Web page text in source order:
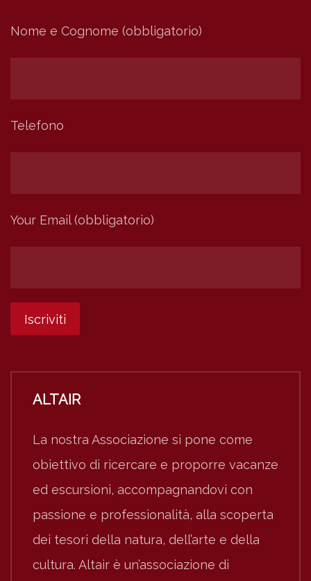
Nome e Cognome (obbligatorio)
Telefono
Your Email (obbligatorio)
ALTAIR
La nostra Associazione si pone come
obiettivo di ricercare e proporre vacanze
ed escursioni, accompagnandovi con
passione e professionalità, alla scoperta
dei tesori della natura, dell’arte e della
cultura. Altair è un’associazione di